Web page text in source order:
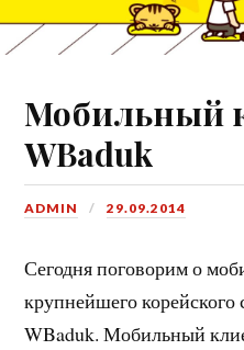
Мобильный
WBaduk
ADMIN 29.09.2014
Сегодня поговорим о
крупнейшего корейского
WBaduk. Мобильный